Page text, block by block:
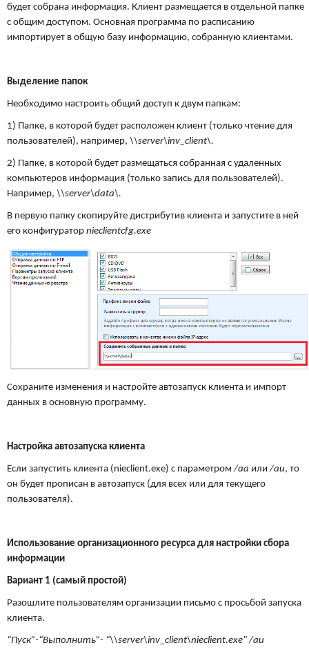
будет собрана информация. Клиент размещается в отдельной папке
с общим доступом. Основная программа по расписанию
импортирует в общую базу информацию, собранную клиентами.
Выделение папок
Необходимо настроить общий доступ к двум папкам:
1) Папке, в которой будет расположен клиент (только чтение для
пользователей), например, \\server\inv_client\.
2) Папке, в которой будет размещаться собранная с удаленных
компьютеров информация (только запись для пользователей).
Например, \\server\data\.
В первую папку скопируйте дистрибутив клиента и запустите в ней
его конфигуратор nieclientcfg.exe
Сохраните изменения и настройте автозапуск клиента и импорт
данных в основную программу.
Настройка автозапуска клиента
Если запустить клиента (nieclient.exe) с параметром/aa или/au, то
он будет прописан в автозапуск (для всех или для текущего
пользователя).
Использование организационного ресурса для настройки сбора
информации
Вариант 1 (самый простой)
Разошлите пользователям организации письмо с просьбой запуска
клиента.
“Пуск”-“Выполнить”- “\\server\inv_client\nieclient.exe" /au